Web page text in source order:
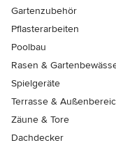
Gartenzubehör
Pflasterarbeiten
Poolbau
Rasen &
Spielgeräte
Terrasse &
Zäune & Tore
Dachdecker